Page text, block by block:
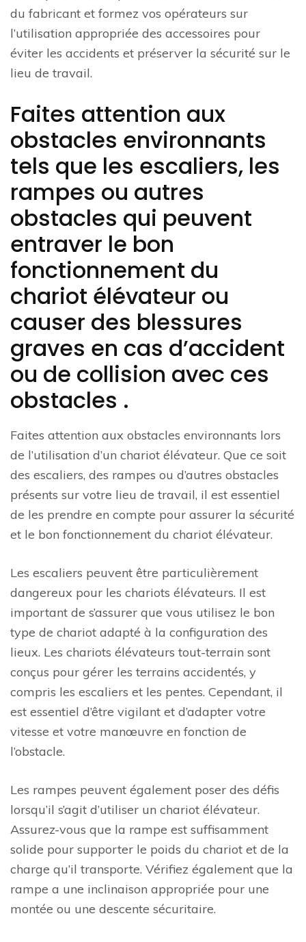
du fabricant et formez vos opérateurs sur
l’utilisation appropriée des accessoires pour
éviter les accidents et préserver la sécurité sur le
lieu de travail.
Faites attention aux
obstacles environnants
tels que les escaliers, les
rampes ou autres
obstacles qui peuvent
entraver le bon
fonctionnement du
chariot élévateur ou
causer des blessures
graves en cas d’accident
ou de collision avec ces
obstacles .
Faites attention aux obstacles environnants lors
de l’utilisation d’un chariot élévateur. Que ce soit
des escaliers, des rampes ou d’autres obstacles
présents sur votre lieu de travail, il est essentiel
de les prendre en compte pour assurer la sécurité
et le bon fonctionnement du chariot élévateur.
Les escaliers peuvent être particulièrement
dangereux pour les chariots élévateurs. Il est
important de s’assurer que vous utilisez le bon
type de chariot adapté à la configuration des
lieux. Les chariots élévateurs tout-terrain sont
conçus pour gérer les terrains accidentés, y
compris les escaliers et les pentes. Cependant, il
est essentiel d’être vigilant et d’adapter votre
vitesse et votre manœuvre en fonction de
l’obstacle.
Les rampes peuvent également poser des défis
lorsqu’il s’agit d’utiliser un chariot élévateur.
Assurez-vous que la rampe est suffisamment
solide pour supporter le poids du chariot et de la
charge qu’il transporte. Vérifiez également que la
rampe a une inclinaison appropriée pour une
montée ou une descente sécuritaire.